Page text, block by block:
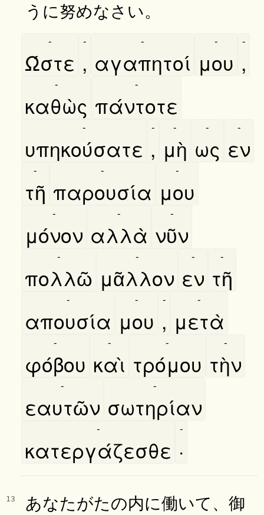
うに努めなさい。
Ώστε
-
,
-
αγαπητοί
-
μου
-
,
-
καθὼς
-
πάντοτε
-
υπηκούσατε
-
,
-
μὴ
-
ως
-
εν
-
τῆ
-
παρουσία
-
μου
-
μόνον
-
αλλὰ
-
νῦν
-
πολλῶ
-
μᾶλλον
-
εν
-
τῆ
-
απουσία
-
μου
-
,
-
μετὰ
-
φόβου
-
καὶ
-
τρόμου
-
τὴν
-
εαυτῶν
-
σωτηρίαν
-
κατεργάζεσθε
-
·
-
13
あなたがたの内に働いて、御